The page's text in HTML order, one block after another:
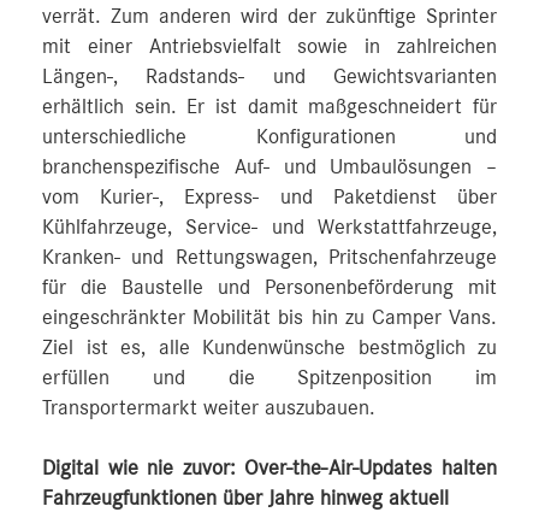
verrät. Zum anderen wird der zukünftige Sprinter
mit einer Antriebsvielfalt sowie in zahlreichen
Längen-, Radstands- und Gewichtsvarianten
erhältlich sein. Er ist damit maßgeschneidert für
unterschiedliche Konfigurationen und
branchenspezifische Auf- und Umbaulösungen –
vom Kurier-, Express- und Paketdienst über
Kühlfahrzeuge, Service- und Werkstattfahrzeuge,
Kranken- und Rettungswagen, Pritschenfahrzeuge
für die Baustelle und Personenbeförderung mit
eingeschränkter Mobilität bis hin zu Camper Vans.
Ziel ist es, alle Kundenwünsche bestmöglich zu
erfüllen und die Spitzenposition im
Transportermarkt weiter auszubauen.
Digital wie nie zuvor: Over-the-Air-Updates halten
Fahrzeugfunktionen über Jahre hinweg aktuell